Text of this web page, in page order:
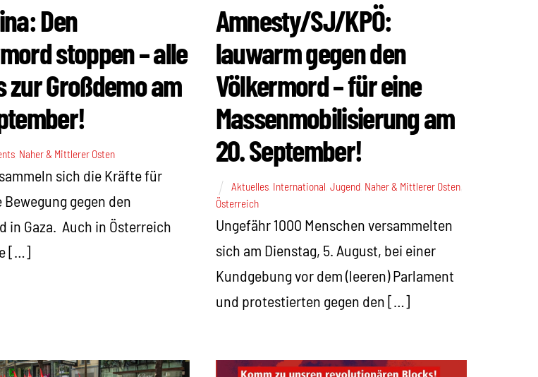
Den
stoppen – alle
zur Großdemo am
, Naher & Mittlerer Osten
sich die Kräfte für
gegen den
in Gaza. Auch in Österreich
[…]
Amnesty/SJ/KPÖ:
lauwarm gegen den
Völkermord – für eine
Massenmobilisierung am
20. September!
Aktuelles, International Jugend, Naher & Mittlerer Osten,
Österreich
Ungefähr 1000 Menschen versammelten
sich am Dienstag, 5. August, bei einer
Kundgebung vor dem (leeren) Parlament
und protestierten gegen den […]